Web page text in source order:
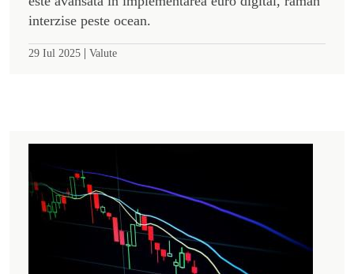
interzise peste ocean.
29 Iul 2025 | Valute